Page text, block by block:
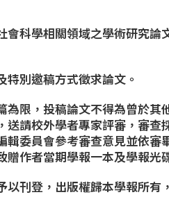
會科學相關領域之學術研究
別邀稿方式徵求論文。
為限，投稿論文不得為曾於
送請校外學者專家評審，審查
輯委員會參考審查意見並依
贈作者當期學報一本及學報光
以刊登，出版權歸本學報所有